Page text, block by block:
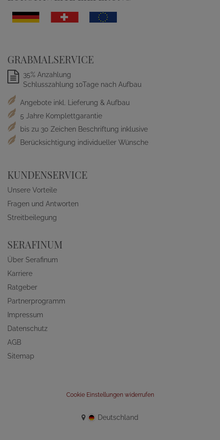
GRABMALSERVICE
35% Anzahlung
Schlusszahlung 10Tage nach Aufbau
Angebote inkl. Lieferung & Aufbau
5 Jahre Komplettgarantie
bis zu 30 Zeichen Beschriftung inklusive
Berücksichtigung individueller Wünsche
KUNDENSERVICE
Unsere Vorteile
Fragen und Antworten
Streitbeilegung
SERAFINUM
Über Serafinum
Karriere
Ratgeber
Partnerprogramm
Impressum
Datenschutz
AGB
Sitemap
Cookie Einstellungen widerrufen
Deutschland